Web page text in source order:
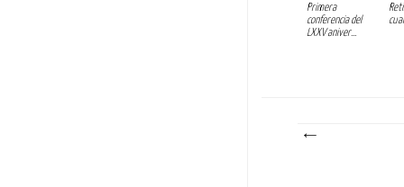
Primera
conferencia del
LXXV aniver...